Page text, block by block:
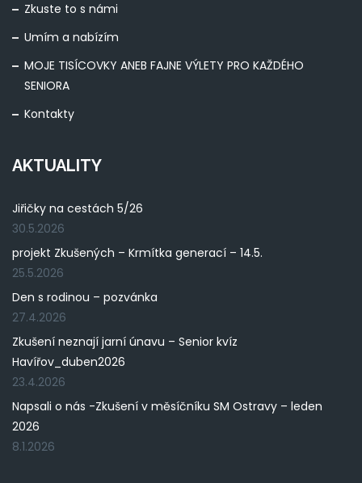
Zkuste to s námi
Umím a nabízím
MOJE TISÍCOVKY ANEB FAJNE VÝLETY PRO KAŽDÉHO
SENIORA
Kontakty
AKTUALITY
Jiřičky na cestách 5/26
30.5.2026
projekt Zkušených – Krmítka generací – 14.5.
25.5.2026
Den s rodinou – pozvánka
27.4.2026
Zkušení neznají jarní únavu – Senior kvíz
Havířov_duben2026
23.4.2026
Napsali o nás -Zkušení v měsíčníku SM Ostravy – leden
2026
8.1.2026